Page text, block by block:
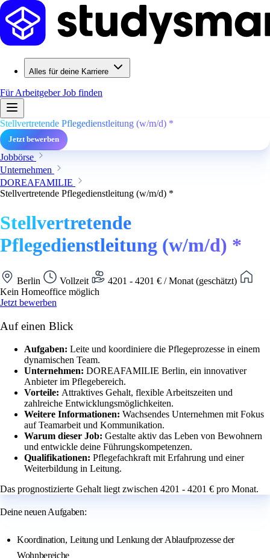
Alles für deine Karriere
Für ArbeitgeberJob finden
Stellvertretende Pflegedienstleitung (w/m/d) *
Jetzt bewerben
Jobbörse
Unternehmen
DOREAFAMILIE
Stellvertretende Pflegedienstleitung (w/m/d) *
Stellvertretende
Pflegedienstleitung (w/m/d) *
Berlin Vollzeit
4201 - 4201 € / Monat (geschätzt)
Kein Homeoffice möglich
Jetzt bewerben
Auf einen Blick
Aufgaben: Leite und koordiniere die Pflegeprozesse in einem
dynamischen Team.
Unternehmen: DOREAFAMILIE Berlin, ein innovativer
Anbieter im Pflegebereich.
Vorteile: Attraktives Gehalt, flexible Arbeitszeiten und
zahlreiche Entwicklungsmöglichkeiten.
Weitere Informationen: Wachsendes Unternehmen mit Fokus
auf Teamarbeit und Kommunikation.
Warum dieser Job: Gestalte aktiv das Leben von Bewohnern
und entwickle deine Führungskompetenzen.
Qualifikationen: Pflegefachkraft mit Erfahrung und einer
Weiterbildung in Leitung.
Das prognostizierte Gehalt liegt zwischen 4201 - 4201 € pro Monat.
Deine neuen Aufgaben:
Koordination, Leitung und Lenkung der Ablaufprozesse der
Wohnbereiche